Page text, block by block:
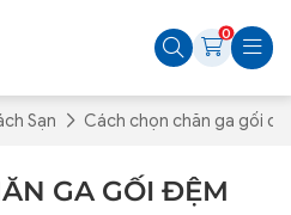
0
Sạn Cách chọn chăn ga gối
GA GỐI ĐỆM